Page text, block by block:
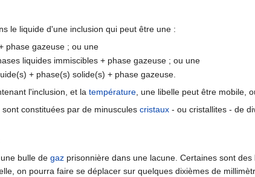
le liquide d'une inclusion qui peut être une :
phase gazeuse ; ou une
liquides immiscibles + phase gazeuse ; ou une
+ phase(s) solide(s) + phase gazeuse.
l'inclusion, et la température, une libelle peut être mobile,
constituées par de minuscules cristaux - ou cristallites - de
bulle de gaz prisonnière dans une lacune. Certaines sont
on pourra faire se déplacer sur quelques dixièmes de